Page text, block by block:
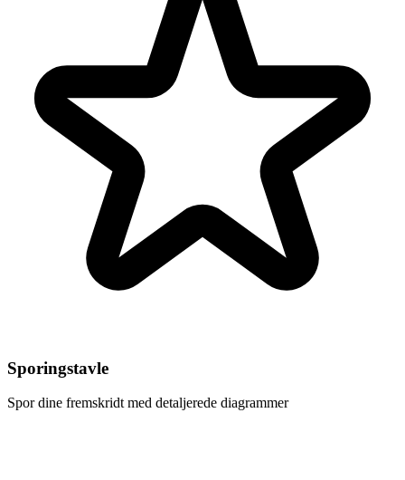
Sporingstavle
Spor dine fremskridt med detaljerede diagrammer